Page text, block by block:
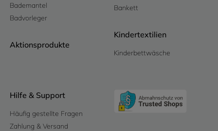
Bademantel
Badvorleger
Aktionsprodukte
Bankett
Kindertextilien
Kinderbettwäsche
Hilfe & Support
Häufig gestellte Fragen
Zahlung & Versand